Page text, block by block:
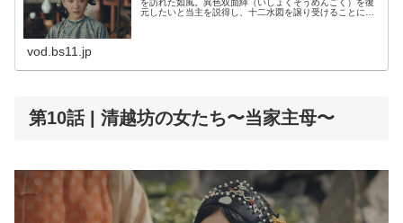
を訪れた如風。異色双面緙（いしょくそうめんこく）を復
元したいと当主を説得し、十二水図を譲り受けることに成
vod.bs11.jp
第10話 | 清越坊の女たち〜当家主母〜